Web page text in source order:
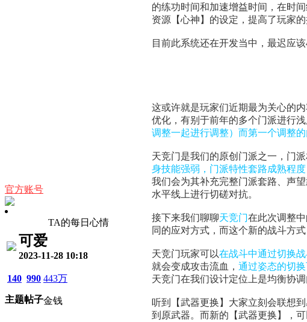
官方账号
TA的每日心情
可爱
2023-11-28 10:18
140
主题
990
帖子
443万
金钱
的练功时间和加速增益时间，在时
资源【心神】的设定，提高了玩家
目前此系统还在开发当中，最迟应
这或许就是玩家们近期最为关心的
优化，有别于前年的多个门派进行
调整一起进行调整）而第一个调整的
天竞门是我们的原创门派之一，门
身技能强弱，门派特性套路成熟程
我们会为其补充完整门派套路、声
水平线上进行切磋对抗。
接下来我们聊聊天竞门在此次调整
同的应对方式，而这个新的战斗方
天竞门玩家可以在战斗中通过切换
就会变成攻击流血， 通过姿态的切
天竞门在我们设计定位上是均衡协
听到【武器更换】大家立刻会联想
到原武器。而新的【武器更换】，